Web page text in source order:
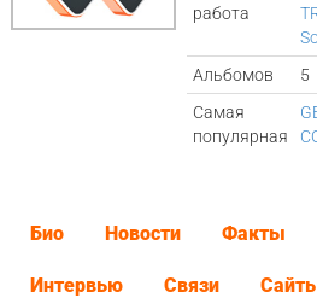
работа
Альбомов
5
Самая
популярная
Био Новости Факты
Интервью Связи